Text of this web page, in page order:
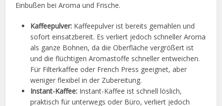
Einbußen bei Aroma und Frische.
Kaffeepulver: Kaffeepulver ist bereits gemahlen und
sofort einsatzbereit. Es verliert jedoch schneller Aroma
als ganze Bohnen, da die Oberfläche vergrößert ist
und die flüchtigen Aromastoffe schneller entweichen.
Für Filterkaffee oder French Press geeignet, aber
weniger flexibel in der Zubereitung.
Instant-Kaffee: Instant-Kaffee ist schnell löslich,
praktisch für unterwegs oder Büro, verliert jedoch